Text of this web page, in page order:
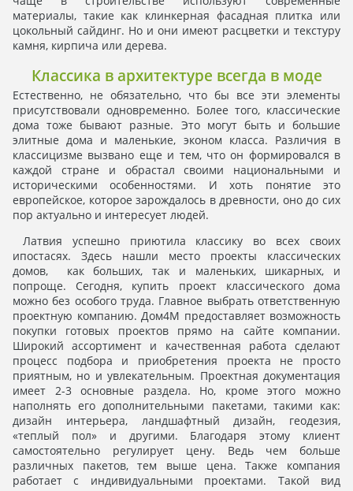
материалы, такие как клинкерная фасадная плитка или
цокольный сайдинг. Но и они имеют расцветки и текстуру
камня, кирпича или дерева.
Классика в архитектуре всегда в моде
Естественно, не обязательно, что бы все эти элементы
присутствовали одновременно. Более того, классические
дома тоже бывают разные. Это могут быть и большие
элитные дома и маленькие, эконом класса. Различия в
классицизме вызвано еще и тем, что он формировался в
каждой стране и обрастал своими национальными и
историческими особенностями. И хоть понятие это
европейское, которое зарождалось в древности, оно до сих
пор актуально и интересует людей.
Латвия успешно приютила классику во всех своих
ипостасях. Здесь нашли место проекты классических
домов, как больших, так и маленьких, шикарных, и
попроще. Сегодня, купить проект классического дома
можно без особого труда. Главное выбрать ответственную
проектную компанию. Дом4М предоставляет возможность
покупки готовых проектов прямо на сайте компании.
Широкий ассортимент и качественная работа сделают
процесс подбора и приобретения проекта не просто
приятным, но и увлекательным. Проектная документация
имеет 2-3 основные раздела. Но, кроме этого можно
наполнять его дополнительными пакетами, такими как:
дизайн интерьера, ландшафтный дизайн, геодезия,
«теплый пол» и другими. Благодаря этому клиент
самостоятельно регулирует цену. Ведь чем больше
различных пакетов, тем выше цена. Также компания
работает с индивидуальными проектами. Такой вид